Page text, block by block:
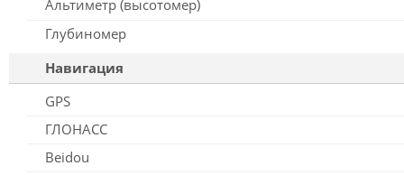
Альтиметр (высотомер)
Глубиномер
Навигация
GPS
ГЛОНАСС
Beidou